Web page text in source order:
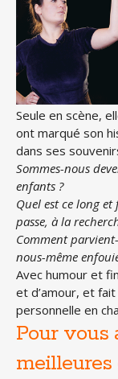
Seule en scène,
ont marqué son
dans ses
Sommes-nous
enfants ?
Quel est ce long
passe, à la
Comment
nous-même
Avec humour et
et d’amour, et
personnelle en
Pour vous
meilleures